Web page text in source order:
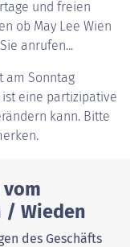
und freien
ob May Lee Wien
anrufen...
am Sonntag
ist eine partizipative
kann. Bitte
/ Wieden
des Geschäfts